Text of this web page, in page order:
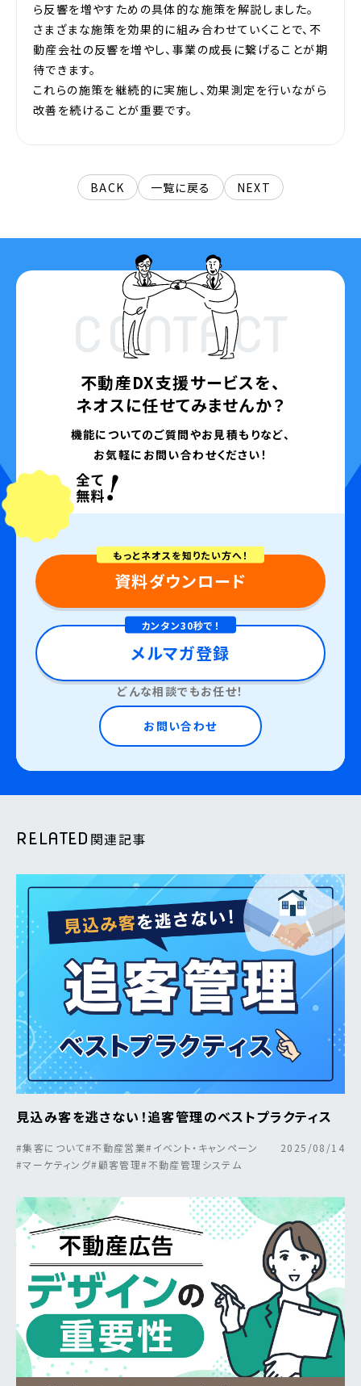
ら反響を増やすための具体的な施策を解説しました。
さまざまな施策を効果的に組み合わせていくことで、不
動産会社の反響を増やし、事業の成長に繋げることが期
待できます。
これらの施策を継続的に実施し、効果測定を行いながら
改善を続けることが重要です。
BACK 一覧に戻る NEXT
CONTACT
不動産DX支援サービスを、
ネオスに任せてみませんか？
機能についてのご質問やお見積もりなど、
お気軽にお問い合わせください！
もっとネオスを知りたい方へ！
資料ダウンロード
カンタン30秒で！
メルマガ登録
どんな相談でもお任せ！
お問い合わせ
RELATED 関連記事
見込み客を逃さない！追客管理のベストプラクティス
#集客について#不動産営業#イベント・キャンペーン
#マーケティング#顧客管理#不動産管理システム
2025/08/14